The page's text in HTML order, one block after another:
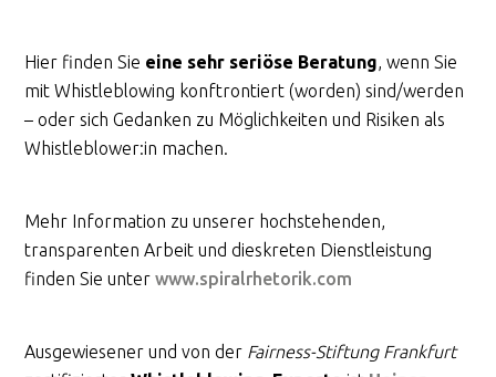
Hier finden Sie eine sehr seriöse Beratung, wenn Sie
mit Whistleblowing konftrontiert (worden) sind/werden
– oder sich Gedanken zu Möglichkeiten und Risiken als
Whistleblower:in machen.
Mehr Information zu unserer hochstehenden,
transparenten Arbeit und dieskreten Dienstleistung
finden Sie unter www.spiralrhetorik.com
Ausgewiesener und von der Fairness-Stiftung Frankfurt